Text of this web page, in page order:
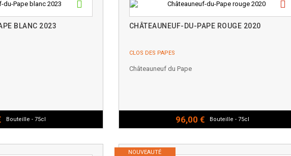
BLANC 2023
Bouteille - 75cl
CHÂTEAUNEUF-DU-PAPE ROUGE 2020
CLOS DES PAPES
Châteauneuf du Pape
96,00 € Bouteille - 75cl
NOUVEAUTÉ